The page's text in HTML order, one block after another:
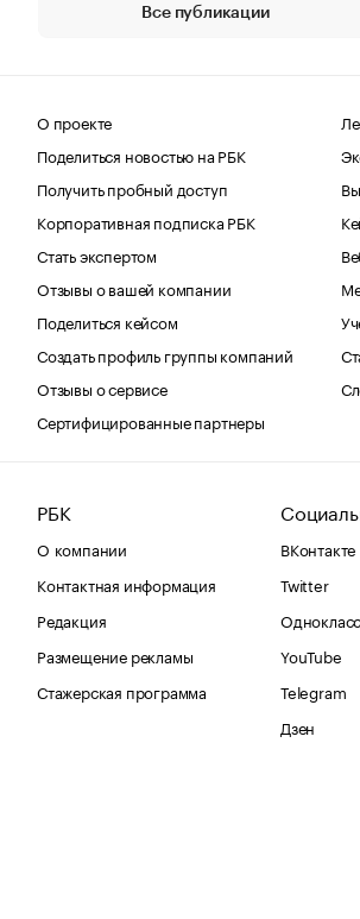
Все публикации
О проекте
Поделиться новостью на РБК
Получить пробный доступ
Корпоративная подписка РБК
Стать экспертом
Отзывы о вашей компании
Поделиться кейсом
Создать профиль группы компаний
Отзывы о сервисе
Сертифицированные партнеры
РБК
О компании
Контактная информация
Редакция
Размещение рекламы
Стажерская программа
ВКонтакте
Twitter
YouTube
Telegram
Дзен